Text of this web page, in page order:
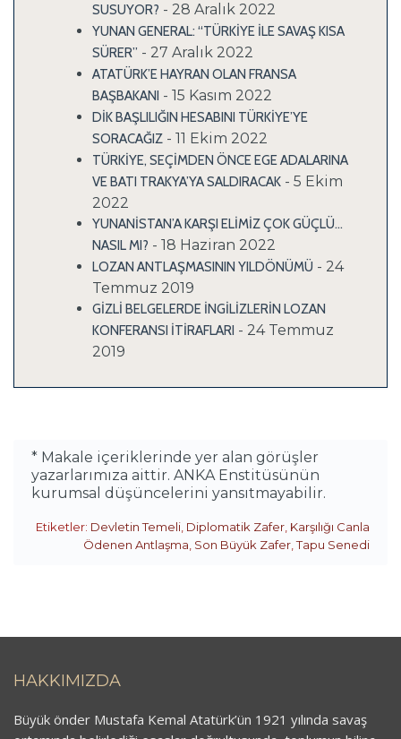
SUSUYOR? - 28 Aralık 2022
YUNAN GENERAL: “TÜRKİYE İLE SAVAŞ KISA
SÜRER” - 27 Aralık 2022
ATATÜRK’E HAYRAN OLAN FRANSA
BAŞBAKANI - 15 Kasım 2022
DİK BAŞLILIĞIN HESABINI TÜRKİYE’YE
SORACAĞIZ - 11 Ekim 2022
TÜRKİYE, SEÇİMDEN ÖNCE EGE ADALARINA
VE BATI TRAKYA’YA SALDIRACAK - 5 Ekim
2022
YUNANİSTAN’A KARŞI ELİMİZ ÇOK GÜÇLÜ…
NASIL MI? - 18 Haziran 2022
LOZAN ANTLAŞMASININ YILDÖNÜMÜ - 24
Temmuz 2019
GİZLİ BELGELERDE İNGİLİZLERİN LOZAN
KONFERANSI İTİRAFLARI - 24 Temmuz
2019
* Makale içeriklerinde yer alan görüşler
yazarlarımıza aittir. ANKA Enstitüsünün
kurumsal düşüncelerini yansıtmayabilir.
Etiketler: Devletin Temeli Diplomatik Zafer Karşılığı Canla
Ödenen Antlaşma Son Büyük Zafer ,Tapu Senedi
HAKKIMIZDA
Büyük önder Mustafa Kemal Atatürk’ün 1921 yılında savaş